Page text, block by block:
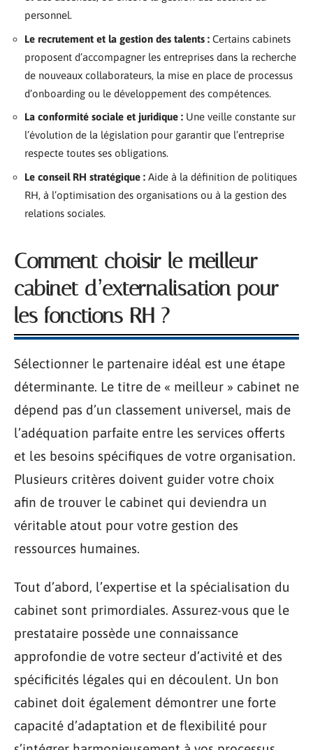
personnel.
Le recrutement et la gestion des talents : Certains cabinets
proposent d’accompagner les entreprises dans la recherche
de nouveaux collaborateurs, la mise en place de processus
d’onboarding ou le développement des compétences.
La conformité sociale et juridique : Une veille constante sur
l’évolution de la législation pour garantir que l’entreprise
respecte toutes ses obligations.
Le conseil RH stratégique : Aide à la définition de politiques
RH, à l’optimisation des organisations ou à la gestion des
relations sociales.
Comment choisir le meilleur
cabinet d’externalisation pour
les fonctions RH ?
Sélectionner le partenaire idéal est une étape
déterminante. Le titre de « meilleur » cabinet ne
dépend pas d’un classement universel, mais de
l’adéquation parfaite entre les services offerts
et les besoins spécifiques de votre organisation.
Plusieurs critères doivent guider votre choix
afin de trouver le cabinet qui deviendra un
véritable atout pour votre gestion des
ressources humaines.
Tout d’abord, l’expertise et la spécialisation du
cabinet sont primordiales. Assurez-vous que le
prestataire possède une connaissance
approfondie de votre secteur d’activité et des
spécificités légales qui en découlent. Un bon
cabinet doit également démontrer une forte
capacité d’adaptation et de flexibilité pour